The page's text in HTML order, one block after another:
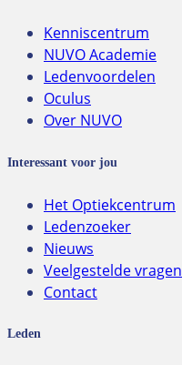
Kenniscentrum
NUVO Academie
Ledenvoordelen
Oculus
Over NUVO
Interessant voor jou
Het Optiekcentrum
Ledenzoeker
Nieuws
Veelgestelde vragen
Contact
Leden